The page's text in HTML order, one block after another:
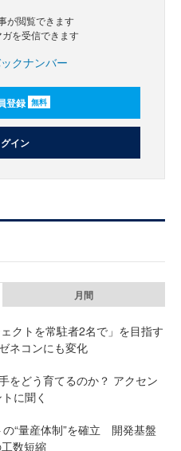
が閲覧できます
ガを受信できます
クナンバー
登録 無料
イン
月間
クトを常駐者2名で」を目指す
ネコンにも変化
をどう育てるのか？ アクセン
に聞く
“量産体制”を確立 開発基盤
数短縮